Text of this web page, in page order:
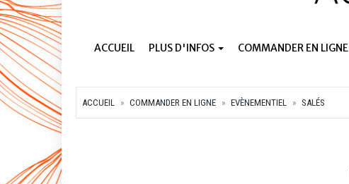
ACCUEIL PLUS D'INFOS COMMANDER EN LIGNE
ACCUEIL COMMANDER EN LIGNE EVÈNEMENTIEL SALÉS